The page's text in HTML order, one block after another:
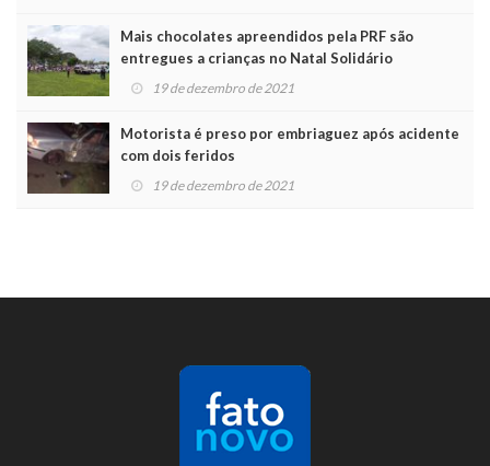
Mais chocolates apreendidos pela PRF são
entregues a crianças no Natal Solidário
19 de dezembro de 2021
Motorista é preso por embriaguez após acidente
com dois feridos
19 de dezembro de 2021